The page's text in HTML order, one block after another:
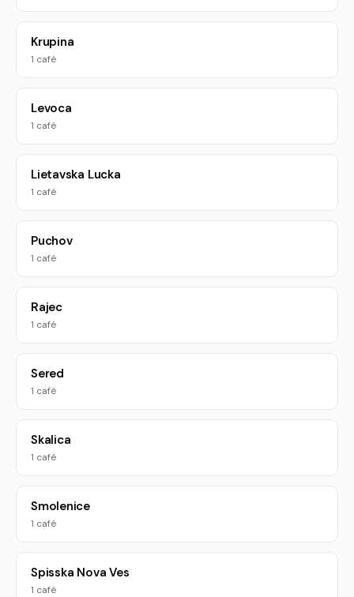
Krupina
1 café
Levoca
1 café
Lietavska Lucka
1 café
Puchov
1 café
Rajec
1 café
Sered
1 café
Skalica
1 café
Smolenice
1 café
Spisska Nova Ves
1 café